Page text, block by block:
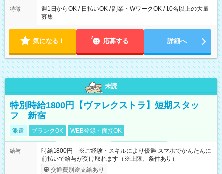
特徴
週1日からOK / 日払いOK / 副業・WワークOK / 10名以上の大量
募集
気になる！ 応募する 詳細へ
未読
特別時給1800円【ヴァレクストラ】短期スタッ
フ 新宿
派遣 ブランクOK WEB登録・面接OK
給与
時給1800円 ※ご経験・スキルにより優遇 スマホでかんたんに
前払いで給与が受け取れます（※上限、条件あり）
交通費別途支給あり